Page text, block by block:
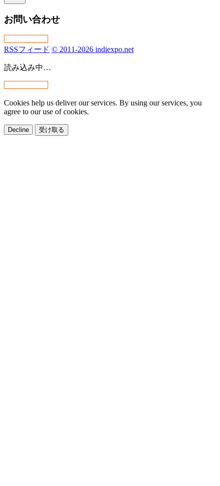
お問い合わせ
RSSフィード © 2011-2026 indiexpo.net
読み込み中…
Cookies help us deliver our services. By using our services, you
agree to our use of cookies.
Decline 受け取る